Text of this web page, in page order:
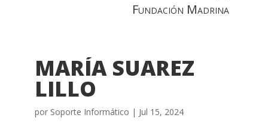
Fundación Madrina
MARÍA SUAREZ
LILLO
por Soporte Informático | Jul 15, 2024